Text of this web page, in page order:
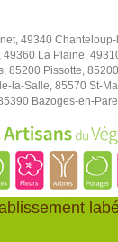
49340
La Plaine,
85200 Pissotte,
la-Salle, 85570 St-
Bazoges-en-